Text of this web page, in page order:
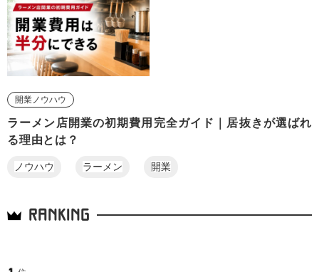
開業ノウハウ
ラーメン店開業の初期費用完全ガイド｜居抜きが選ばれ
る理由とは？
ノウハウ ラーメン 開業
RANKING